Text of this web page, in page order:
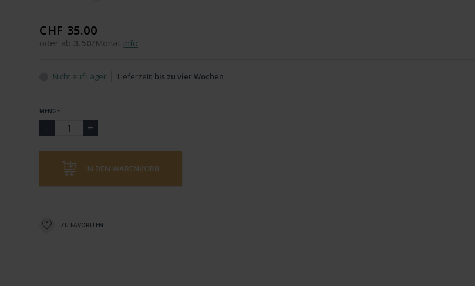
CHF 35.00
oder ab 3.50/Monat info
Nicht auf Lager Lieferzeit: bis zu vier Wochen
MENGE
IN DEN WARENKORB
ZU FAVORITEN